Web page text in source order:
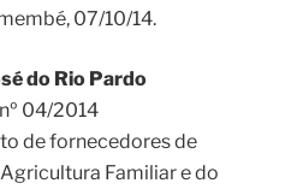
07/10/14.
do Rio Pardo
04/2014
de fornecedores de
Familiar e do